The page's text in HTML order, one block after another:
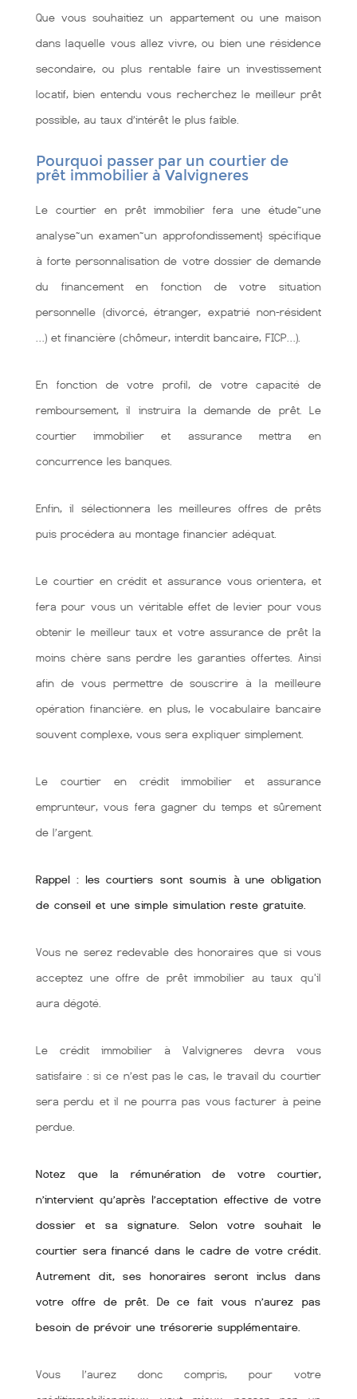
Que vous souhaitiez un appartement ou une maison
dans laquelle vous allez vivre, ou bien une résidence
secondaire, ou plus rentable faire un investissement
locatif, bien entendu vous recherchez le meilleur prêt
possible, au taux d’intérêt le plus faible.
Pourquoi passer par un courtier de
prêt immobilier à Valvigneres
Le courtier en prêt immobilier fera une étude~une
analyse~un examen~un approfondissement} spécifique
à forte personnalisation de votre dossier de demande
du financement en fonction de votre situation
personnelle (divorcé, étranger, expatrié non-résident
…) et financière (chômeur, interdit bancaire, FICP…).
En fonction de votre profil, de votre capacité de
remboursement, il instruira la demande de prêt. Le
courtier immobilier et assurance mettra en
concurrence les banques.
Enfin, il sélectionnera les meilleures offres de prêts
puis procédera au montage financier adéquat.
Le courtier en crédit et assurance vous orientera, et
fera pour vous un véritable effet de levier pour vous
obtenir le meilleur taux et votre assurance de prêt la
moins chère sans perdre les garanties offertes. Ainsi
afin de vous permettre de souscrire à la meilleure
opération financière. en plus, le vocabulaire bancaire
souvent complexe, vous sera expliquer simplement.
Le courtier en crédit immobilier et assurance
emprunteur, vous fera gagner du temps et sûrement
de l’argent.
Rappel : les courtiers sont soumis à une obligation
de conseil et une simple simulation reste gratuite.
Vous ne serez redevable des honoraires que si vous
acceptez une offre de prêt immobilier au taux qu'il
aura dégoté.
Le crédit immobilier à Valvigneres devra vous
satisfaire : si ce n’est pas le cas, le travail du courtier
sera perdu et il ne pourra pas vous facturer à peine
perdue.
Notez que la rémunération de votre courtier,
n’intervient qu’après l’acceptation effective de votre
dossier et sa signature. Selon votre souhait le
courtier sera financé dans le cadre de votre crédit.
Autrement dit, ses honoraires seront inclus dans
votre offre de prêt. De ce fait vous n’aurez pas
besoin de prévoir une trésorerie supplémentaire.
Vous l’aurez donc compris, pour votre